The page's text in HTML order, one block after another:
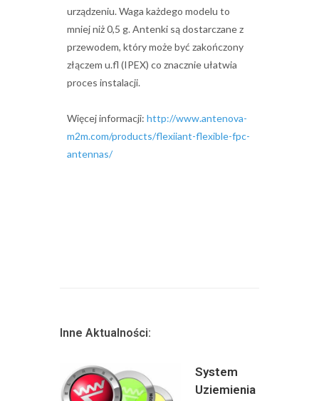
urządzeniu. Waga każdego modelu to
mniej niż 0,5 g. Antenki są dostarczane z
przewodem, który może być zakończony
złączem u.fl (IPEX) co znacznie ułatwia
proces instalacji.
Więcej informacji: http://www.antenova-
m2m.com/products/flexiiant-flexible-fpc-
antennas/
Inne Aktualności:
System
Uziemienia